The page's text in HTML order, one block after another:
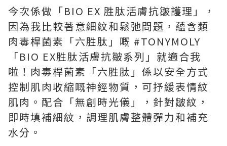
今次係做「BIO EX 胜肽活膚抗皺護理」，
因為我比較著意細紋和鬆弛問題，蘊含類
肉毒桿菌素「六胜肽」嘅 #TONYMOLY
「BIO EX胜肽活膚抗皺系列」就適合我
啦！肉毒桿菌素「六胜肽」係以安全方式
控制肌肉收縮嘅神經物質，可抒緩表情紋
肌肉。配合「無創時光儀」，針對皺紋，
即時填補細紋，調理肌膚整體彈力和補充
水分。